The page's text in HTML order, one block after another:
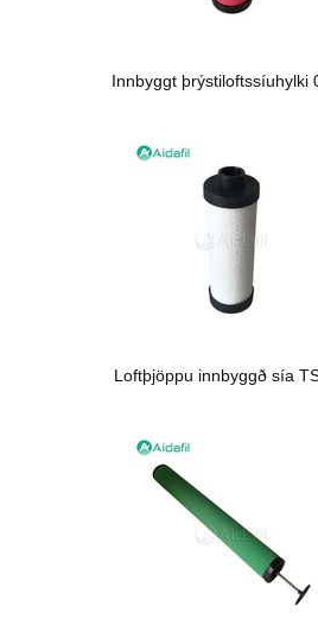
Innbyggt þrýstiloftssíuhylki
Loftþjöppu innbyggð sía